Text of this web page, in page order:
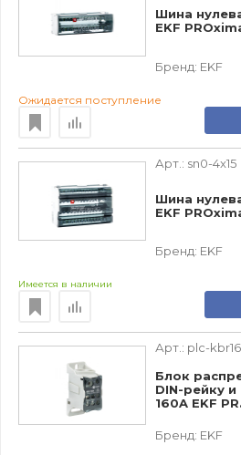
Шина
EKF
Бренд: EKF
Ожидается поступление
Арт.: sn0-4x15
Шина
EKF
Бренд: EKF
Имеется в наличии
Арт.: plc-
Блок
DIN-рейку
160A EKF
Бренд: EKF